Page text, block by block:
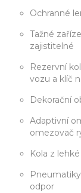
Ochranné
Tažné
zajistitelné
Rezervní
vozu a klíč
Dekorační
Adaptivní
omezovač
Kola z
odpor